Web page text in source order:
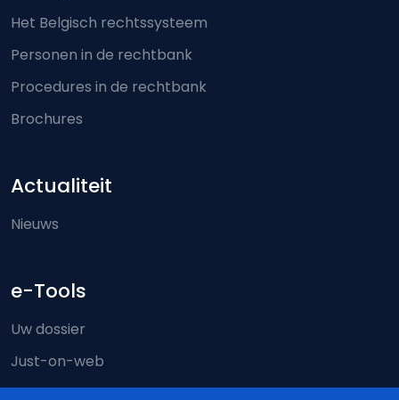
Het Belgisch rechtssysteem
Personen in de rechtbank
Procedures in de rechtbank
Brochures
Actualiteit
Nieuws
e-Tools
Uw dossier
Just-on-web
e-Deposit